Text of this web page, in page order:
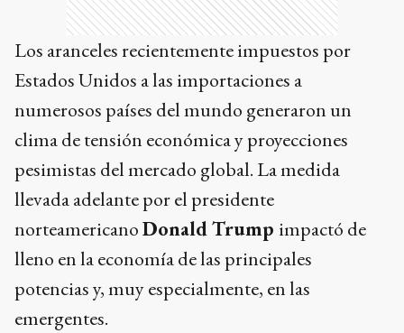
Los aranceles recientemente impuestos por
Estados Unidos a las importaciones a
numerosos países del mundo generaron un
clima de tensión económica y proyecciones
pesimistas del mercado global. La medida
llevada adelante por el presidente
norteamericanoDonald Trump impactó de
lleno en la economía de las principales
potencias y, muy especialmente, en las
emergentes.